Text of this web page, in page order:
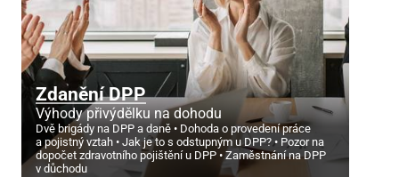
Zdanění DPP
Výhody přivýdělku na dohodu
Dvě brigády na DPP a daně
Dohoda o provedení práce
a pojistný vztah
Jak je to s odstupným u DPP?
Pozor na
dopočet zdravotního pojištění u DPP
Zaměstnání na DPP
v důchodu